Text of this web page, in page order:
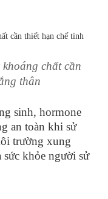
chất cần
thân
sinh, hormone
an toàn khi sử
trường xung
khỏe người sử